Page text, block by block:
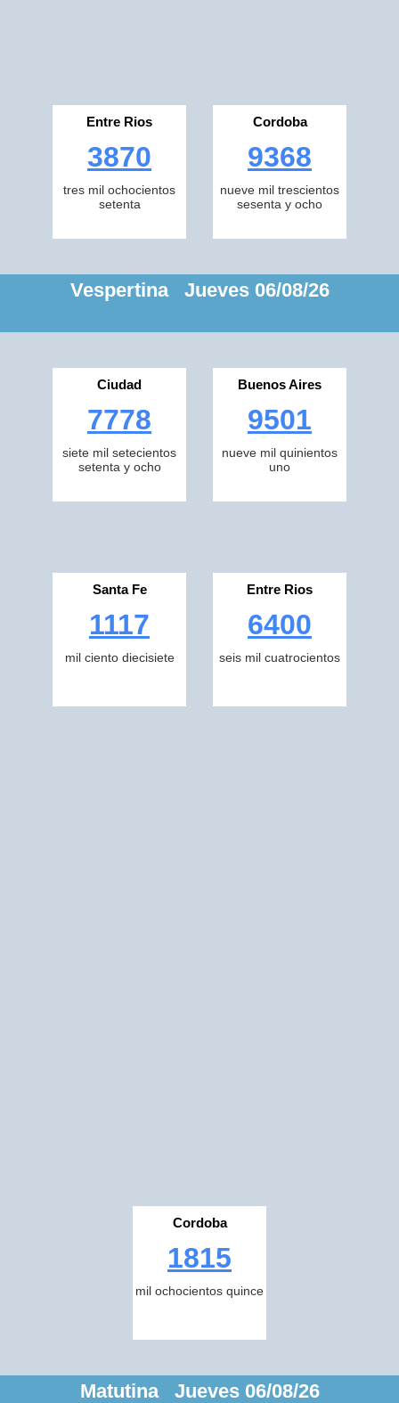
Entre Rios
3870
tres mil ochocientos
setenta
Cordoba
9368
nueve mil trescientos
sesenta y ocho
Vespertina Jueves 06/08/26
Ciudad
7778
siete mil setecientos
setenta y ocho
Buenos Aires
9501
nueve mil quinientos
uno
Santa Fe
1117
mil ciento diecisiete
Entre Rios
6400
seis mil cuatrocientos
Cordoba
1815
mil ochocientos quince
Matutina Jueves 06/08/26